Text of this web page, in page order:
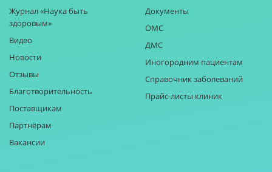
Журнал «Наука быть
здоровым»
Видео
Новости
Отзывы
Благотворительность
Поставщикам
Партнёрам
Вакансии
Документы
ОМС
ДМС
Иногородним пациентам
Справочник заболеваний
Прайс-листы клиник